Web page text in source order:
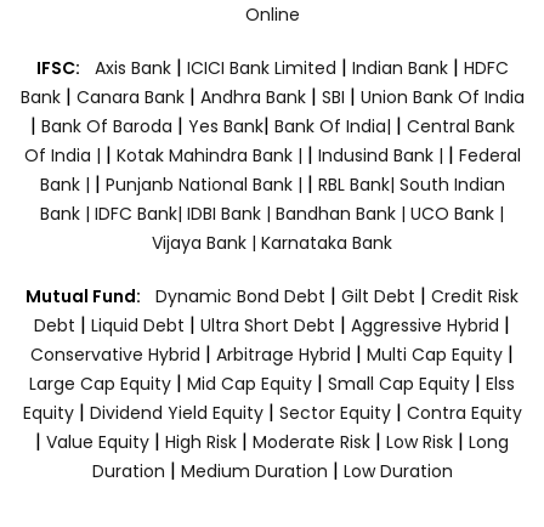
Online
IFSC: Axis Bank | ICICI Bank Limited | Indian Bank | HDFC
Bank| Canara Bank | Andhra Bank| SBI | Union Bank Of India
| Bank Of Baroda | Yes Bank| Bank Of India| | Central Bank
Of India | | Kotak Mahindra Bank | | Indusind Bank | | Federal
Bank | | Punjanb National Bank | | RBL Bank| South Indian
Bank | IDFC Bank| IDBI Bank | Bandhan Bank | UCO Bank |
Vijaya Bank | Karnataka Bank
Mutual Fund: Dynamic Bond Debt | Gilt Debt | Credit Risk
Debt | Liquid Debt | Ultra Short Debt | Aggressive Hybrid |
Conservative Hybrid | Arbitrage Hybrid | Multi Cap Equity |
Large Cap Equity | Mid Cap Equity | Small Cap Equity | Elss
Equity| Dividend Yield Equity| Sector Equity | Contra Equity
| Value Equity | High Risk | Moderate Risk | Low Risk | Long
Duration | Medium Duration | Low Duration